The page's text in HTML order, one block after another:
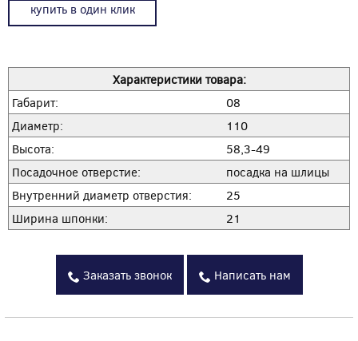
купить в один клик
Характеристики товара:
Габарит:
08
Диаметр:
110
Высота:
58,3-49
Посадочное отверстие:
посадка на шлицы
Внутренний диаметр отверстия:
25
Ширина шпонки:
21
Заказать звонок Написать нам